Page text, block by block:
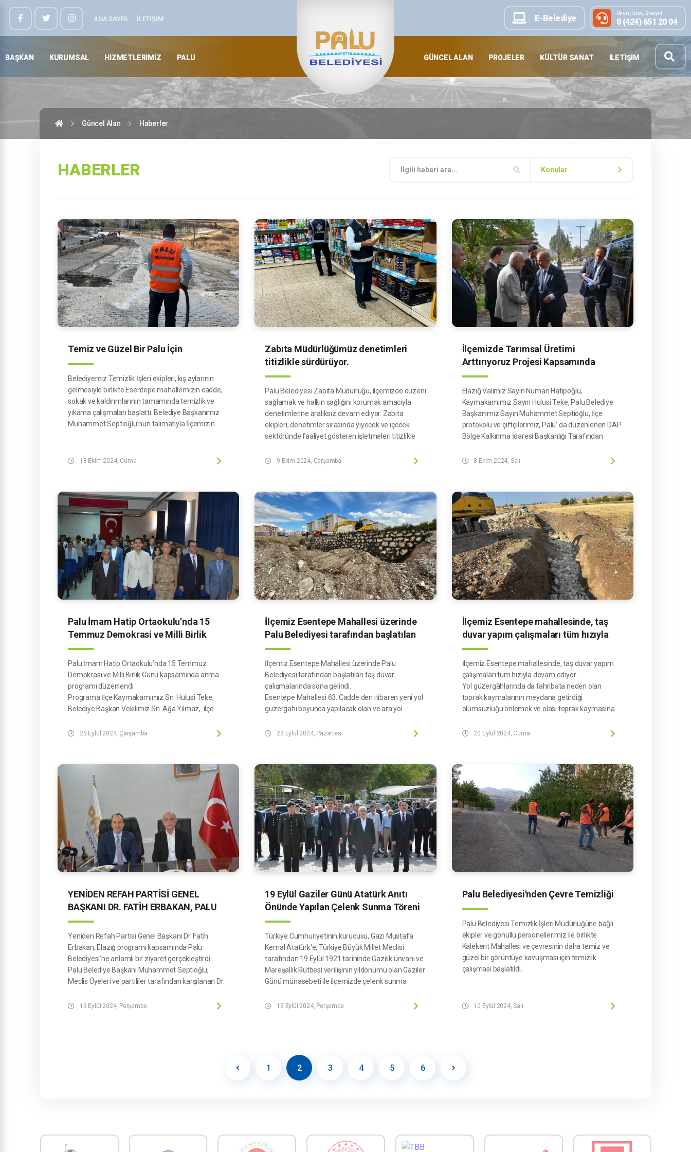
ANA SAYFA İLETIŞIM E-Belediye
Öneri, İstek, Şikayet
0 (424) 651 20 04
BAŞKAN KURUMSAL HIZMETLERIMIZ PALU GÜNCEL ALAN PROJELER KÜLTÜR SANAT İLETIŞIM
Güncel Alan Haberler
HABERLER Konular
Temiz ve Güzel Bir Palu İçin
Belediyemiz Temizlik İşleri ekipleri, kış aylarının
gelmesiyle birlikte Esentepe mahallemizin cadde,
sokak ve kaldırımlarının tamamında temizlik ve
yıkama çalışmaları başlattı. Belediye Başkanımız
Muhammet Septioğlu’nun talimatıyla İlçemizin
18 Ekim 2024, Cuma
Zabıta Müdürlüğümüz denetimleri
titizlikle sürdürüyor.
Palu Belediyesi Zabıta Müdürlüğü, ilçemizde düzeni
sağlamak ve halkın sağlığını korumak amacıyla
denetimlerine aralıksız devam ediyor. Zabıta
ekipleri, denetimler sırasında yiyecek ve içecek
sektöründe faaliyet gösteren işletmeleri titizlikle
ruhsatı, iş sağlığı ve güvenliği konularında alınması
9 Ekim 2024, Çarşamba
İlçemizde Tarımsal Üretimi
Arttırıyoruz Projesi Kapsamında
Tohum Dağıtıldı.
Elazığ Valimiz Sayın Numan Hatipoğlu,
Kaymakamımız Sayın Hulusi Teke, Palu Belediye
Başkanımız Sayın Muhammet Septioğlu, İlçe
protokolü ve çiftçilerimiz, Palu’ da düzenlenen DAP
Bölge Kalkınma İdaresi Başkanlığı Tarafından
Artıyor" Projesi Kapsamında Sertifikalı Arpa ve
bulundu.
8 Ekim 2024, Salı
Palu İmam Hatip Ortaokulu’nda 15
Temmuz Demokrasi ve Milli Birlik
Günü kapsamında anma programı
düzenlendi.
Palu İmam Hatip Ortaokulu’nda 15 Temmuz
Demokrasi ve Milli Birlik Günü kapsamında anma
programı düzenlendi.
Programa İlçe Kaymakamımız Sn. Hulusi Teke,
Belediye Başkan Vekilimiz Sn. Ağa Yılmaz, ilçe
öğrenciler katılım sağladı. Program, saygı duruşu ve
Temmuz hain darbe girişimine dair duygu yüklü
şiirler ve 15 Temmuz gecesini anlatan bir
sinevizyon gösteriminin ardından program
sonlandırıldı.
25 Eylül 2024, Çarşamba
İlçemiz Esentepe Mahallesi üzerinde
Palu Belediyesi tarafından başlatılan
taş duvar çalışmalarında sona gelindi.
İlçemiz Esentepe Mahallesi üzerinde Palu
Belediyesi tarafından başlatılan taş duvar
çalışmalarında sona gelindi.
Esentepe Mahallesi 63. Cadde den itibaren yeni yol
güzergahı boyunca yapılacak olan ve ara yol
tamamlandı. Söz konusu güzergâhta taş duvar
23 Eylül 2024, Pazartesi
İlçemiz Esentepe mahallesinde, taş
duvar yapım çalışmaları tüm hızıyla
devam ediyor.
İlçemiz Esentepe mahallesinde, taş duvar yapım
çalışmaları tüm hızıyla devam ediyor.
Yol güzergâhlarında da tahribata neden olan
toprak kaymalarının meydana getirdiği
olumsuzluğu önlemek ve olası toprak kaymasına
mahallesinde başlatılan taş duvar çalışmaları
Ayrıca bu çalışmalar kapsamında birçok yerde
çevre duvarları yapım işi de gerçekleşecektir.
Olası toprak kaymalarını engellemek ve şev
yüzeylerini kaplayarak estetik ve güzel bir görünüm
sağlamak amacıyla tertip edilen taş duvar yapım işi
kısa bir zaman içerisinde tamamlanacaktır.
20 Eylül 2024, Cuma
YENİDEN REFAH PARTİSİ GENEL
BAŞKANI DR. FATİH ERBAKAN, PALU
BELEDİYESİ’Nİ ZİYARET ETTİ
Yeniden Refah Partisi Genel Başkanı Dr. Fatih
Erbakan, Elazığ programı kapsamında Palu
Belediyesi’ne anlamlı bir ziyaret gerçekleştirdi.
Palu Belediye Başkanı Muhammet Septioğlu,
Meclis Üyeleri ve partililer tarafından karşılanan Dr.
çalışmaları ve projeleri yakından inceledi. Başkan
belediyecilik hizmetine tekrar başlama noktasında
19 Eylül 2024, Perşembe
19 Eylül Gaziler Günü Atatürk Anıtı
Önünde Yapılan Çelenk Sunma Töreni
İle Başladı
Türkiye Cumhuriyetinin kurucusu, Gazi Mustafa
Kemal Atatürk'e, Türkiye Büyük Millet Meclisi
tarafından 19 Eylül 1921 tarihinde Gazilik ünvanı ve
Mareşallik Rütbesi verilişinin yıldönümü olan Gaziler
Günü münasebeti ile ilçemizde çelenk sunma
Düzenlenen çelenk sunma töreni; İlçemiz
bahçesinde gerçekleştirildi.
Bu vesileyle, başta Cumhuriyetimizin kurucusu Gazi
Mustafa Kemal Atatürk olmak üzere ebediyete
için göğsünü siper eden tüm gazilerimizin Gaziler
19 Eylül 2024, Perşembe
Palu Belediyesi'nden Çevre Temizliği
Palu Belediyesi Temizlik İşleri Müdürlüğüne bağlı
ekipler ve gönüllü personellerimiz ile birlikte
Kalekent Mahallesi ve çevresinin daha temiz ve
güzel bir görüntüye kavuşması için temizlik
çalışması başlatıldı.
10 Eylül 2024, Salı
1 2 3 4 5 6